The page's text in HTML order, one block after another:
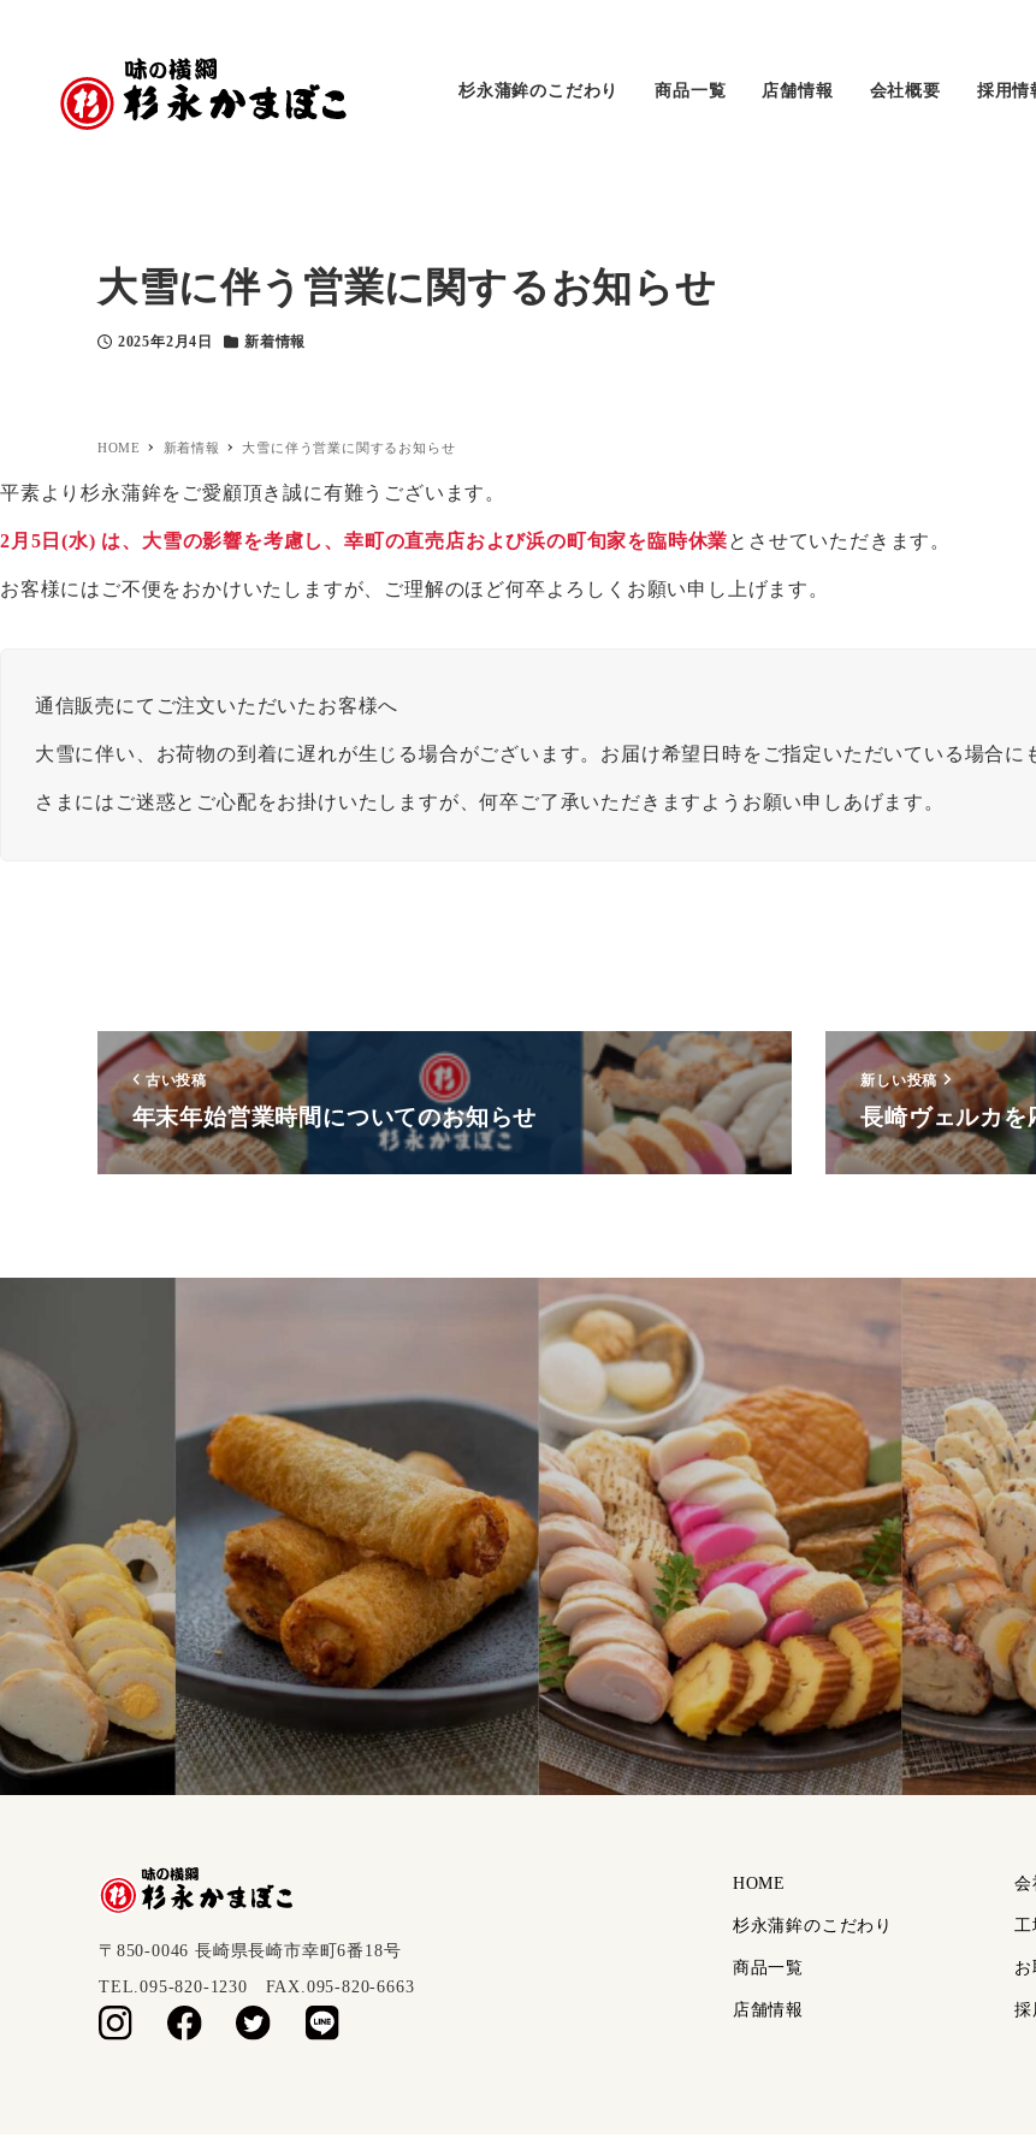
杉永蒲鉾のこだわり 商品一覧 店舗情報 会社概要 採用情
大雪に伴う営業に関するお知らせ
投稿日
2025年2月4日
カテゴリー
新着情報
HOME 新着情報 大雪に伴う営業に関するお知らせ
平素より杉永蒲鉾をご愛顧頂き誠に有難うございます。
2月5日(水) は、大雪の影響を考慮し、幸町の直売店および浜の町旬家を臨時休業とさせていただきます。
お客様にはご不便をおかけいたしますが、ご理解のほど何卒よろしくお願い申し上げます。
通信販売にてご注文いただいたお客様へ
大雪に伴い、お荷物の到着に遅れが生じる場合がございます。お届け希望日時をご指定いただいている場合
さまにはご迷惑とご心配をお掛けいたしますが、何卒ご了承いただきますようお願い申しあげます。
古い投稿
年末年始営業時間についてのお知らせ
新しい投稿
長崎ヴェルカを
〒850-0046 長崎県長崎市幸町6番18号
TEL.095-820-1230 FAX.095-820-6663
HOME
杉永蒲鉾のこだわり
商品一覧
店舗情報
会
工
お
採